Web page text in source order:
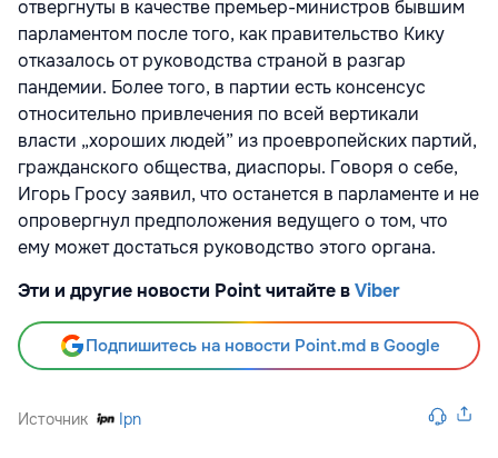
отвергнуты в качестве премьер-министров бывшим
парламентом после того, как правительство Кику
отказалось от руководства страной в разгар
пандемии. Более того, в партии есть консенсус
относительно привлечения по всей вертикали
власти „хороших людей” из проевропейских партий,
гражданского общества, диаспоры. Говоря о себе,
Игорь Гросу заявил, что останется в парламенте и не
опровергнул предположения ведущего о том, что
ему может достаться руководство этого органа.
Эти и другие новости Point читайте вViber
Подпишитесь на новости Point.md в Google
Источник Ipn